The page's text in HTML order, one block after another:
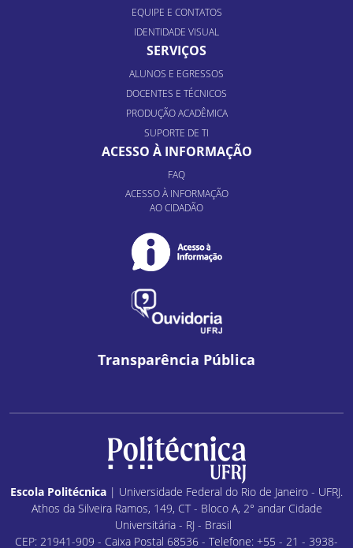
EQUIPE E CONTATOS
IDENTIDADE VISUAL
SERVIÇOS
ALUNOS E EGRESSOS
DOCENTES E TÉCNICOS
PRODUÇÃO ACADÊMICA
SUPORTE DE TI
ACESSO À INFORMAÇÃO
FAQ
ACESSO À INFORMAÇÃO
AO CIDADÃO
Transparência Pública
Escola Politécnica | Universidade Federal do Rio de Janeiro - UFRJ.
Athos da Silveira Ramos, 149, CT - Bloco A, 2° andar Cidade
Universitária - RJ - Brasil
CEP: 21941-909 - Caixa Postal 68536 - Telefone: +55 - 21 - 3938-